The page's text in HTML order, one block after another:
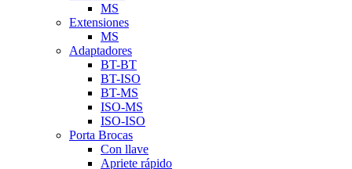
MS
Extensiones
MS
Adaptadores
BT-BT
BT-ISO
BT-MS
ISO-MS
ISO-ISO
Porta Brocas
Con llave
Apriete rápido